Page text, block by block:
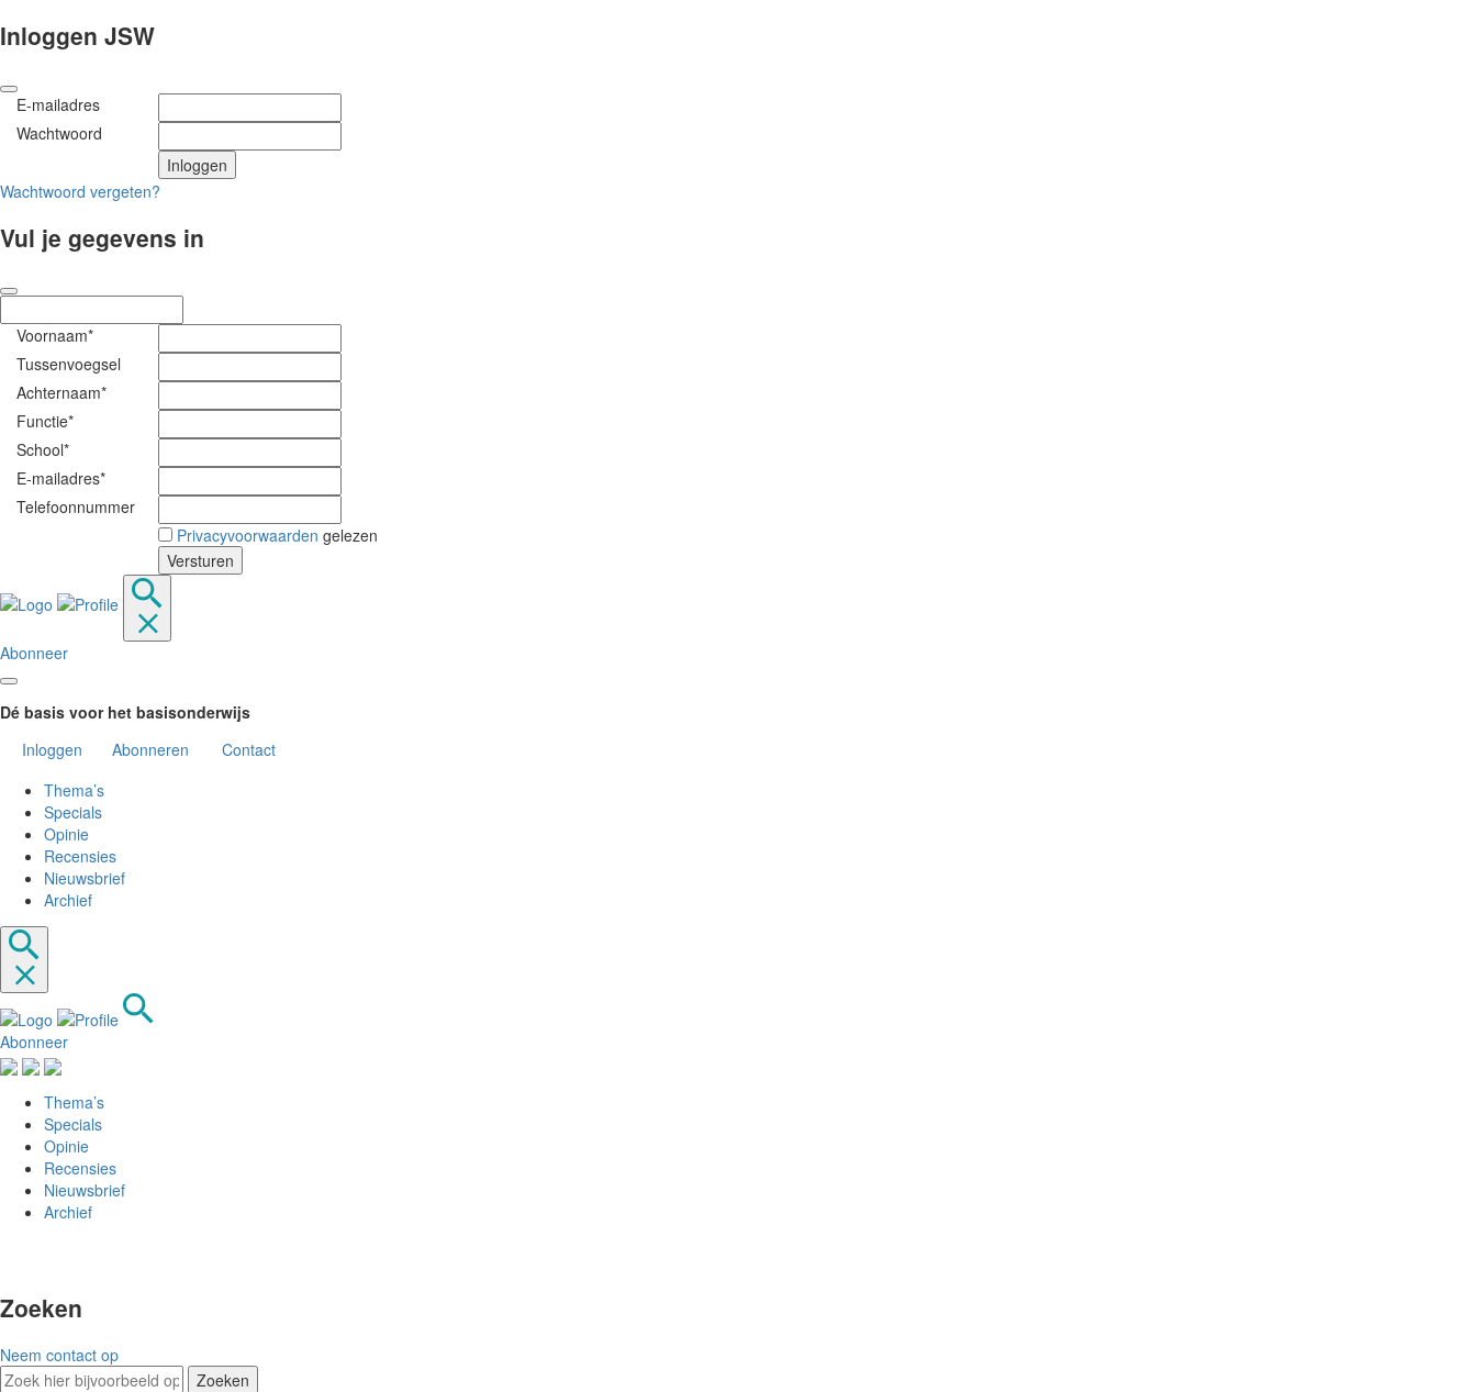
Inloggen JSW
E-mailadres
Wachtwoord
Wachtwoord vergeten?
Vul je gegevens in
Voornaam*
Tussenvoegsel
Achternaam*
Functie*
School*
E-mailadres*
Telefoonnummer
Privacyvoorwaarden gelezen
Abonneer
Dé basis voor het basisonderwijs
Inloggen
Abonneren
Contact
Thema’s
Specials
Opinie
Recensies
Nieuwsbrief
Archief
Abonneer
Thema’s
Specials
Opinie
Recensies
Nieuwsbrief
Archief
Zoeken
Neem contact op
Zoeken